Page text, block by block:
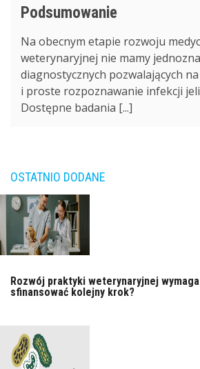
Podsumowanie
Na obecnym etapie rozwoju
weterynaryjnej nie mamy
diagnostycznych pozwalających
i proste rozpoznawanie infekcji
Dostępne badania [...]
OSTATNIO DODANE
Rozwój praktyki weterynaryjnej
sfinansować kolejny krok?